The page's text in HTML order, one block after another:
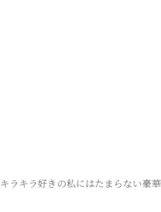
キラキラ好きの私にはたまらない豪